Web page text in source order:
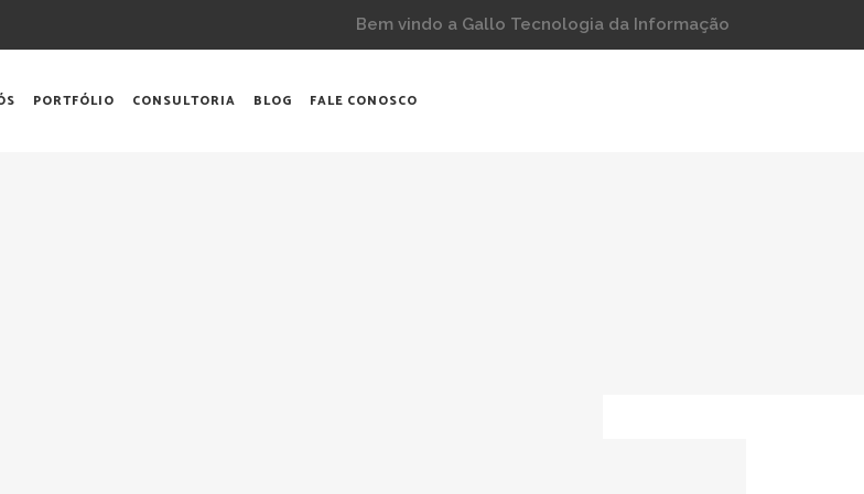
Bem vindo a Gallo Tecnologia da Informação
PORTFÓLIO CONSULTORIA BLOG FALE CONOSCO